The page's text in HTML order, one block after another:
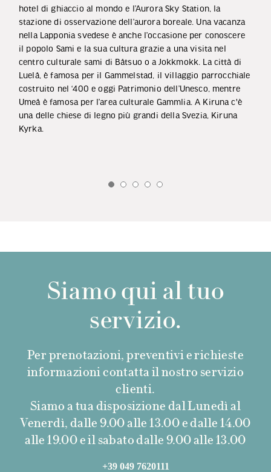
hotel di ghiaccio al mondo e l’Aurora Sky Station, la
stazione di osservazione dell’aurora boreale. Una vacanza
nella Lapponia svedese è anche l’occasione per conoscere
il popolo Sami e la sua cultura grazie a una visita nel
centro culturale sami di Båtsuo o a Jokkmokk. La città di
Luelå, è famosa per il Gammelstad, il villaggio parrocchiale
costruito nel ‘400 e oggi Patrimonio dell’Unesco, mentre
Umeå è famosa per l’area culturale Gammlia. A Kiruna c'è
una delle chiese di legno più grandi della Svezia, Kiruna
Kyrka.
Siamo qui al tuo
servizio.
Per prenotazioni, preventivi e richieste
informazioni contatta il nostro servizio
clienti.
Siamo a tua disposizione dal Lunedì al
Venerdì, dalle 9.00 alle 13.00 e dalle 14.00
alle 19.00 e il sabato dalle 9.00 alle 13.00
+39 049 7620111